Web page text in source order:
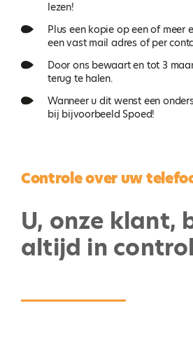
lezen!
Plus een kopie op een of meer
een vast mail adres of per
Door ons bewaart en tot 3
terug te halen.
Wanneer u dit wenst een
bij bijvoorbeeld Spoed!
Controle over uw
U, onze klant,
altijd in